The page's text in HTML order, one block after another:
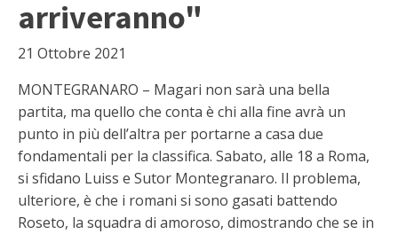
arriveranno"
21 Ottobre 2021
MONTEGRANARO – Magari non sarà una bella
partita, ma quello che conta è chi alla fine avrà un
punto in più dell’altra per portarne a casa due
fondamentali per la classifica. Sabato, alle 18 a Roma,
si sfidano Luiss e Sutor Montegranaro. Il problema,
ulteriore, è che i romani si sono gasati battendo
Roseto, la squadra di amoroso, dimostrando che se in